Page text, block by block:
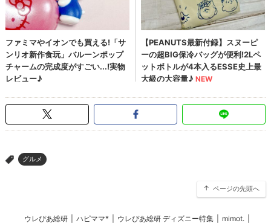
> グルメ
ページの先頭へ
ウレぴあ総研 ハピママ* ウレぴあ総研 ディズニー特集 mimot.